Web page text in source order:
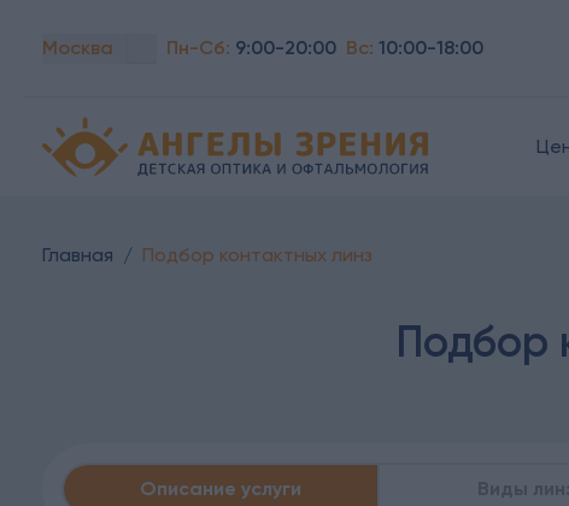
Москва Пн-Сб: 9:00-20:00 Вс: 10:00-18:00
Детская офтальмология Ангелы зрения!
Главная / Подбор контактных линз
Подбор
Описание услуги